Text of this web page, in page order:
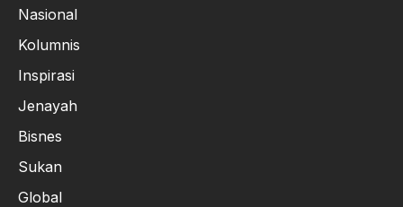
Nasional
Kolumnis
Inspirasi
Jenayah
Bisnes
Sukan
Global